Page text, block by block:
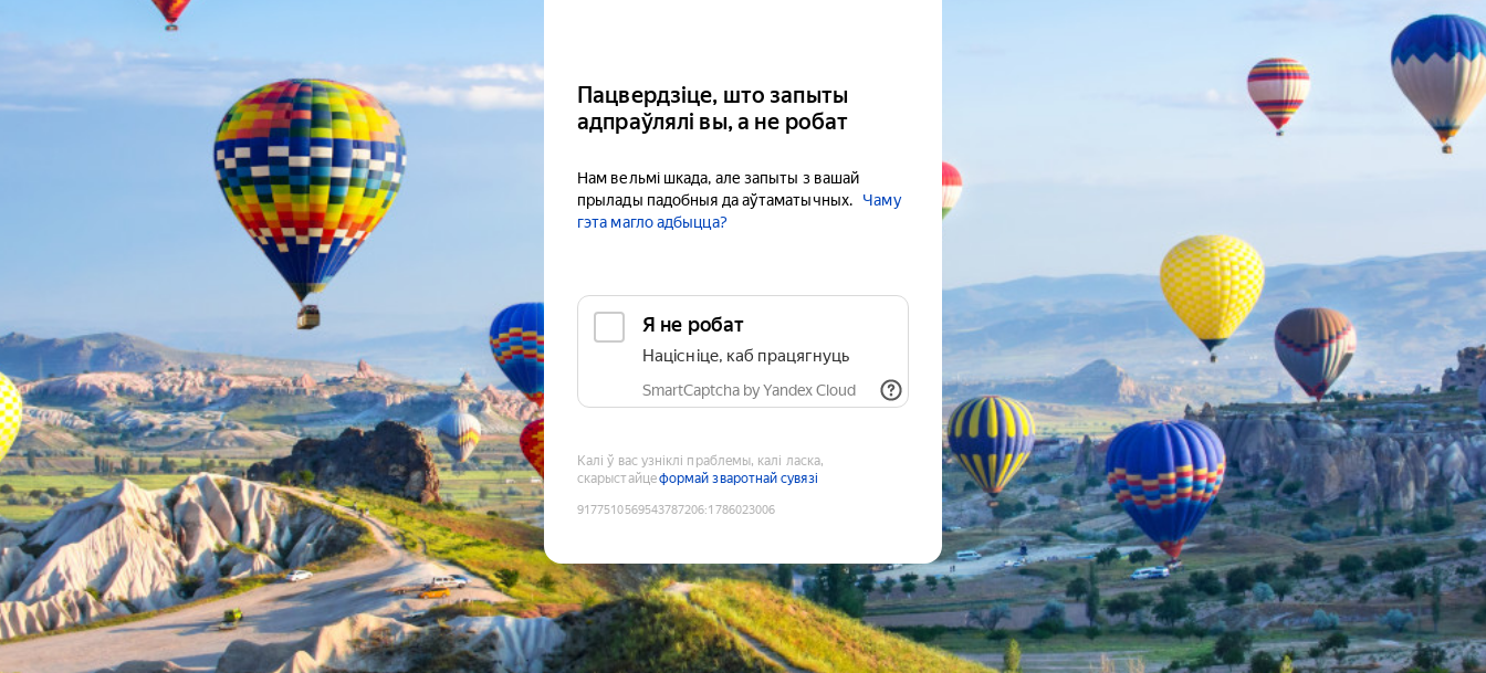
Пацвердзіце, што запыты
адпраўлялі вы, а не робат
Нам вельмі шкада, але запыты з вашай
прылады падобныя да аўтаматычных.
Чаму
гэта магло адбыцца?
Я не робат
Націсніце, каб працягнуць
SmartCaptcha by Yandex Cloud
Калі ў вас узніклі праблемы, калі ласка,
скарыстайцеформай зваротнай сувязі
9177510569543787206:1786023006